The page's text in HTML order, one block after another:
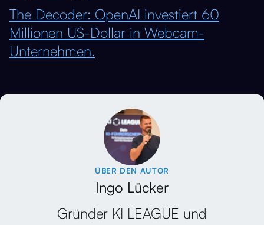
The Decoder: OpenAI investiert 60
Millionen US-Dollar in Webcam-
Unternehmen.
ÜBER DEN AUTOR
Ingo Lücker
Gründer KI LEAGUE und